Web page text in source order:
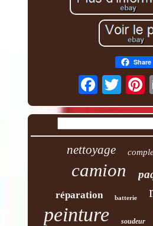
Share
nettoyage
camion
réparation batterie
peinture soudeur